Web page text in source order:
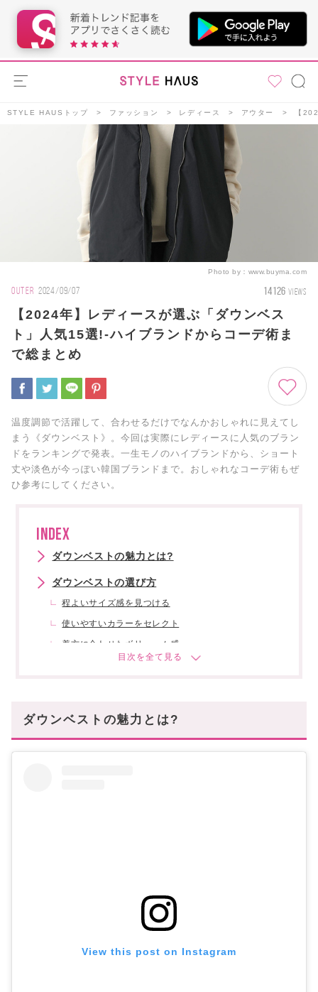
STYLE HAUSトップ ファッション レディース アウター 【
Photo by： www.buyma.com
OUTER 2024/09/07 14126 VIEWS
【2024年】レディースが選ぶ「ダウンベス
ト」人気15選!-ハイブランドからコーデ術ま
で総まとめ
温度調節で活躍して、合わせるだけでなんかおしゃれに見えてし
まう《ダウンベスト》。今回は実際にレディースに人気のブラン
ドをランキングで発表。一生モノのハイブランドから、ショート
丈や淡色が今っぽい韓国ブランドまで。おしゃれなコーデ術もぜ
ひ参考にしてください。
INDEX
ダウンベストの魅力とは?
ダウンベストの選び方
程よいサイズ感を見つける
使いやすいカラーをセレクト
着方に合わせたボリューム感
人気ブランドから選ぶ
ハイブランド編
胸元のくまがポイント♡▷▷WHO.A.U(フーアーユー)
色味やディティールが可愛い▷▷ MiuMiu(ミュウミュ
ダウンベストの魅力とは?
View this post on Instagram